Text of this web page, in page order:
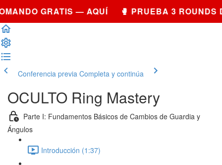
GRATIS — AQUÍ 🥊 PRUEBA 3
Conferencia previa Completa y continúa
OCULTO Ring Mastery
Parte I: Fundamentos Básicos de Cambios de Guardia y
Ángulos
Introducción (1:37)